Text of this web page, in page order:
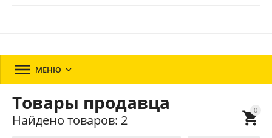
0

 МЕНЮ 
Товары продавца
Найдено товаров: 2